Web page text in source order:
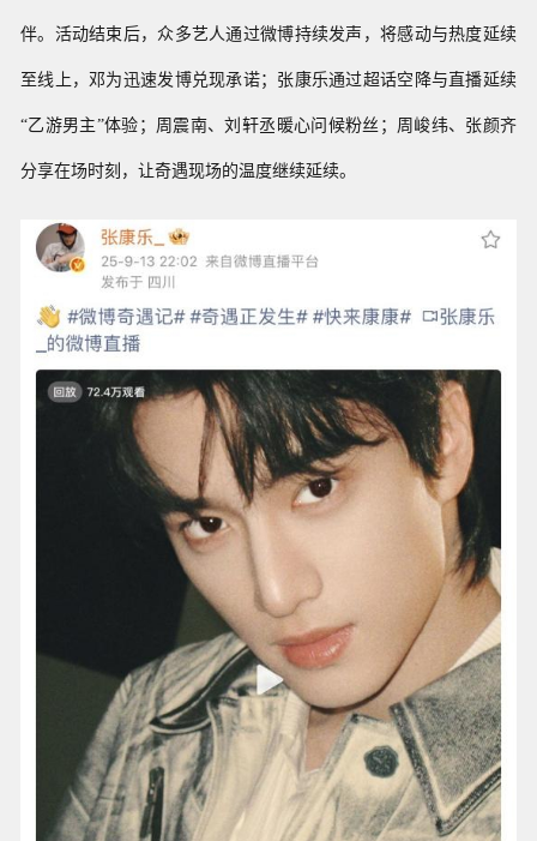
伴。活动结束后， 众多艺人通过微博持续发声，将感动与热度延续
至线上，邓为迅速发博兑现承诺；张康乐通过超话空降与直播延续
“乙游男主”体验；周震南、刘轩丞暖心问候粉丝；周峻纬、张颜齐
分享在场时刻，让奇遇现场的温度继续延续。